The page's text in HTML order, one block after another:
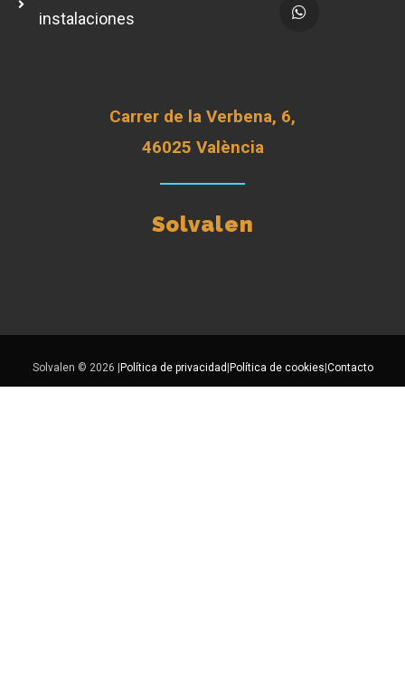
instalaciones
Carrer de la Verbena, 6,
46025 València
Solvalen
Solvalen © 2026 | Política de privacidad Política de cookies Contacto